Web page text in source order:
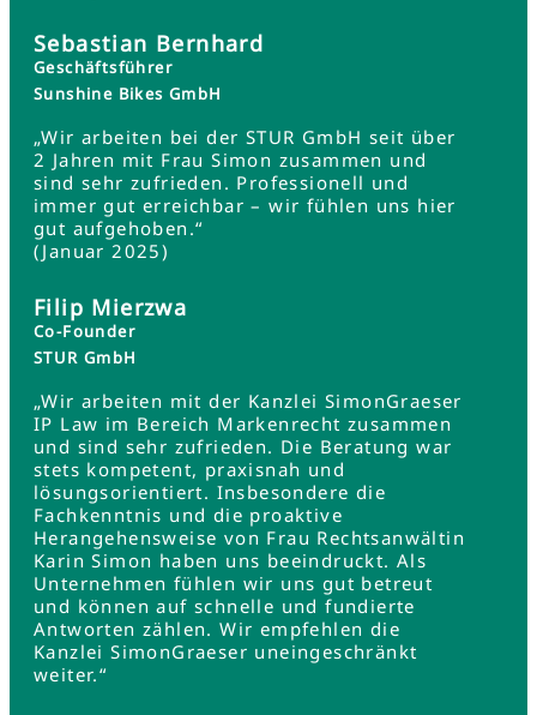
Sebastian Bernhard
Geschäftsführer
Sunshine Bikes GmbH
„Wir arbeiten bei der STUR GmbH seit über
2 Jahren mit Frau Simon zusammen und
sind sehr zufrieden. Professionell und
immer gut erreichbar – wir fühlen uns hier
gut aufgehoben.“
(Januar 2025)
Filip Mierzwa
Co-Founder
STUR GmbH
„Wir arbeiten mit der Kanzlei SimonGraeser
IP Law im Bereich Markenrecht zusammen
und sind sehr zufrieden. Die Beratung war
stets kompetent, praxisnah und
lösungsorientiert. Insbesondere die
Fachkenntnis und die proaktive
Herangehensweise von Frau Rechtsanwältin
Karin Simon haben uns beeindruckt. Als
Unternehmen fühlen wir uns gut betreut
und können auf schnelle und fundierte
Antworten zählen. Wir empfehlen die
Kanzlei SimonGraeser uneingeschränkt
weiter.“